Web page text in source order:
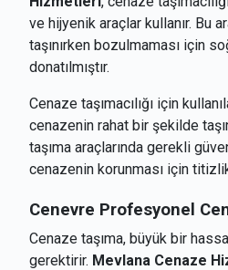
ve hijyenik araçlar kullanır. Bu
taşınırken bozulmaması için
donatılmıştır.
Cenaze taşımacılığı için
cenazenin rahat bir şekilde
taşıma araçlarında gerekli
cenazenin korunması için
Cenevre Profesyonel
Cenaze taşıma, büyük bir
gerektirir. Mevlana Cenaze